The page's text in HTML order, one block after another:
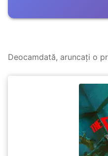
Deocamdată, aruncați o